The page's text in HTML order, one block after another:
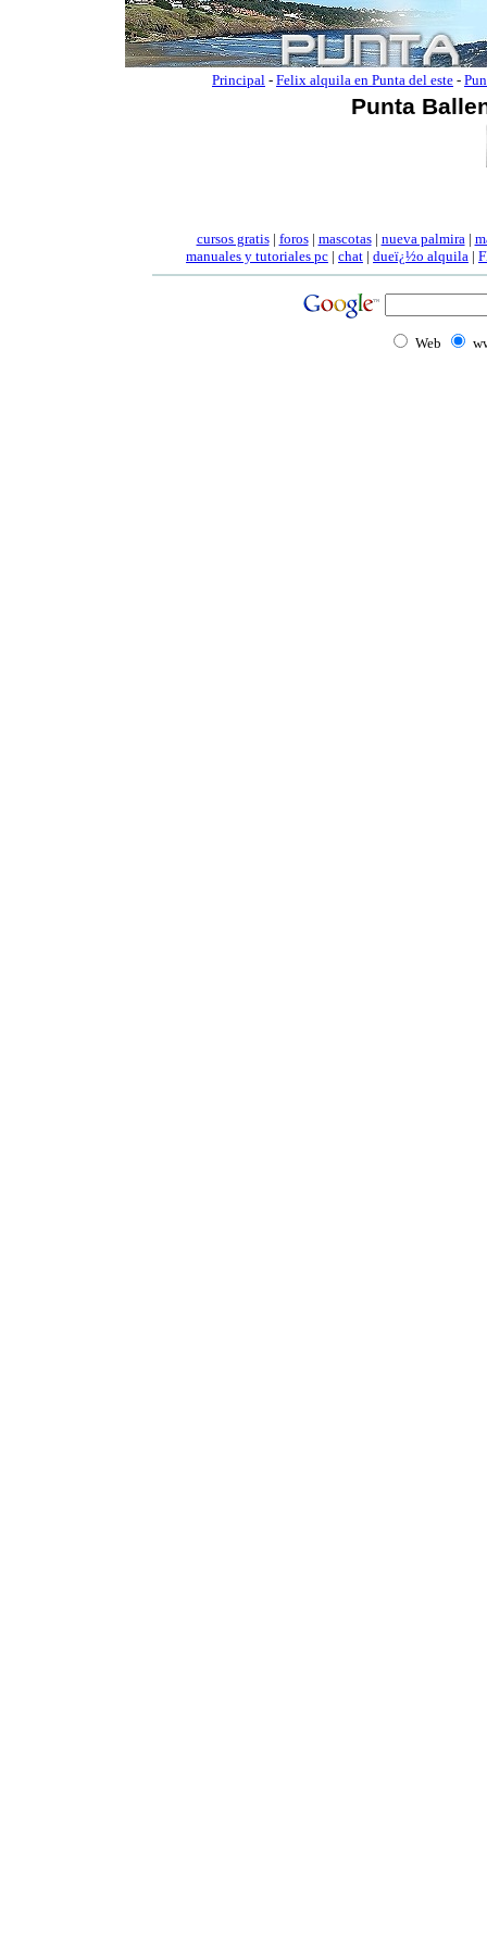
Principal - Felix alquila en Punta del este -
Punta
cursos gratis| foros| mascotas| nueva palmira|
manuales y tutoriales pc | chat | dueï¿½o alquila |
Web